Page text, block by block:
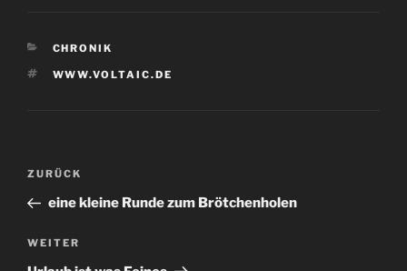
KATEGORIEN
CHRONIK
SCHLAGWÖRTER
WWW.VOLTAIC.DE
Beitrags-
Vorheriger
Beitrag
ZURÜCK
eine kleine Runde zum Brötchenholen
Nächster
Beitrag
WEITER